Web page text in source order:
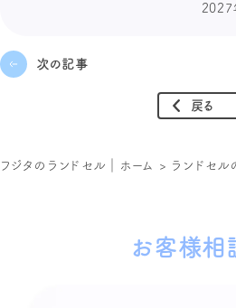
2027
次の記事
戻る
フジタのランドセル｜ホーム > ランドセル
お客様相